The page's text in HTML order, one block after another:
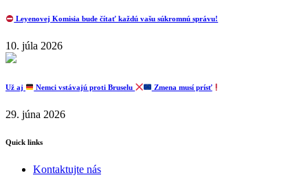
Leyenovej Komisia bude čítať každú vašu súkromnú správu!
10. júla 2026
Už aj Nemci vstávajú proti Bruselu Zmena musí prísť
29. júna 2026
Quick links
Kontaktujte nás